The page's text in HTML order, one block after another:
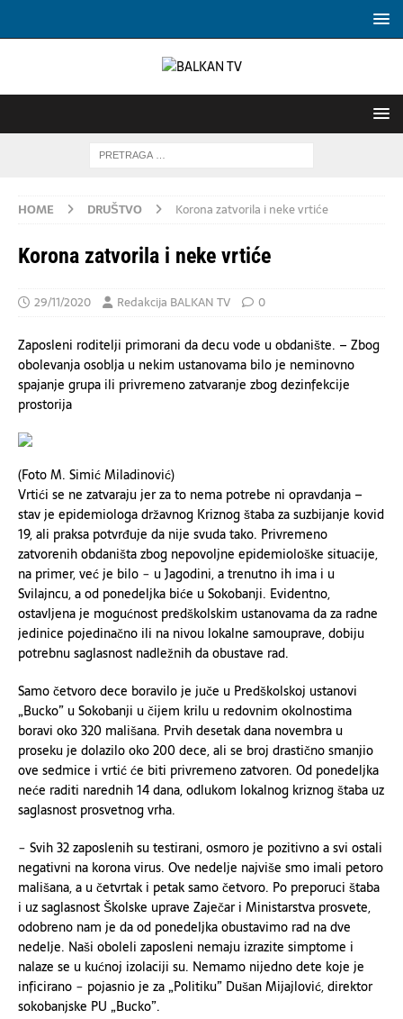
HOME DRUŠTVO Korona zatvorila i neke vrtiće
Korona zatvorila i neke vrtiće
29/11/2020 Redakcija BALKAN TV 0
Zaposleni roditelji primorani da decu vode u obdanište. – Zbog
obolevanja osoblja u nekim ustanovama bilo je neminovno
spajanje grupa ili privremeno zatvaranje zbog dezinfekcije
prostorija
(Foto M. Simić Miladinović)
Vrtići se ne zatvaraju jer za to nema potrebe ni opravdanja –
stav je epidemiologa državnog Kriznog štaba za suzbijanje kovid
19, ali praksa potvrđuje da nije svuda tako. Privremeno
zatvorenih obdaništa zbog nepovoljne epidemiološke situacije,
na primer, već je bilo − u Jagodini, a trenutno ih ima i u
Svilajncu, a od ponedeljka biće u Sokobanji. Evidentno,
ostavljena je mogućnost predškolskim ustanovama da za radne
jedinice pojedinačno ili na nivou lokalne samouprave, dobiju
potrebnu saglasnost nadležnih da obustave rad.
Samo četvoro dece boravilo je juče u Predškolskoj ustanovi
„Bucko” u Sokobanji u čijem krilu u redovnim okolnostima
boravi oko 320 mališana. Prvih desetak dana novembra u
proseku je dolazilo oko 200 dece, ali se broj drastično smanjio
ove sedmice i vrtić će biti privremeno zatvoren. Od ponedeljka
neće raditi narednih 14 dana, odlukom lokalnog kriznog štaba uz
saglasnost prosvetnog vrha.
− Svih 32 zaposlenih su testirani, osmoro je pozitivno a svi ostali
negativni na korona virus. Ove nedelje najviše smo imali petoro
mališana, a u četvrtak i petak samo četvoro. Po preporuci štaba
i uz saglasnost Školske uprave Zaječar i Ministarstva prosvete,
odobreno nam je da od ponedeljka obustavimo rad na dve
nedelje. Naši oboleli zaposleni nemaju izrazite simptome i
nalaze se u kućnoj izolaciji su. Nemamo nijedno dete koje je
inficirano − pojasnio je za „Politiku” Dušan Mijajlović, direktor
sokobanjske PU „Bucko”.